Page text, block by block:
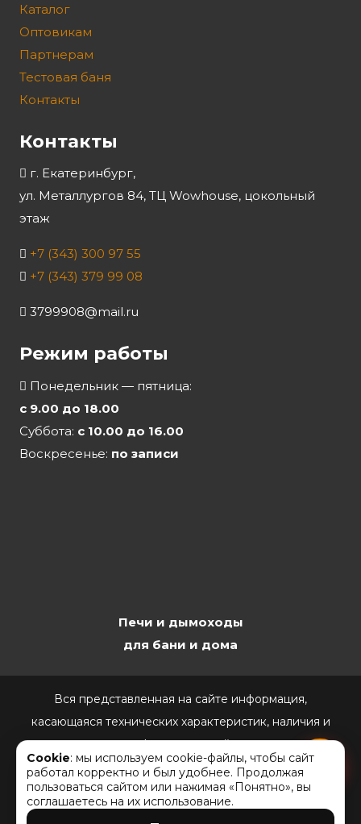
Каталог
Оптовикам
Партнерам
Тестовая баня
Контакты
Контакты
г. Екатеринбург,
ул. Металлургов 84, ТЦ Wowhouse, цокольный
этаж
+7 (343) 300 97 55
+7 (343) 379 99 08
3799908@mail.ru
Режим работы
Понедельник — пятница:
с 9.00 до 18.00
Суббота: с 10.00 до 16.00
Воскресенье: по записи
Печи и дымоходы
для бани и дома
Вся представленная на сайте информация,
касающаяся технических характеристик, наличия и
стоимости, носит информационный характер и ни при
каких условиях не является публичной офертой,
определяемой положениями Статьи 437(2)
Гражданского кодекса РФ.
Cookie: мы используем cookie-файлы, чтобы сайт
работал корректно и был удобнее. Продолжая
пользоваться сайтом или нажимая «Понятно», вы
соглашаетесь на их использование.